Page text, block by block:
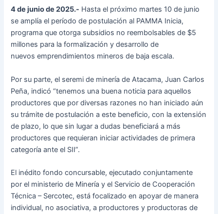
4 de junio de 2025.- Hasta el próximo martes 10 de junio
se amplía el período de postulación al PAMMA Inicia,
programa que otorga subsidios no reembolsables de $5
millones para la formalización y desarrollo de
nuevos emprendimientos mineros de baja escala.
Por su parte, el seremi de minería de Atacama, Juan Carlos
Peña, indicó “tenemos una buena noticia para aquellos
productores que por diversas razones no han iniciado aún
su trámite de postulación a este beneficio, con la extensión
de plazo, lo que sin lugar a dudas beneficiará a más
productores que requieran iniciar actividades de primera
categoría ante el SII”.
El inédito fondo concursable, ejecutado conjuntamente
por el ministerio de Minería y el Servicio de Cooperación
Técnica – Sercotec, está focalizado en apoyar de manera
individual, no asociativa, a productores y productoras de